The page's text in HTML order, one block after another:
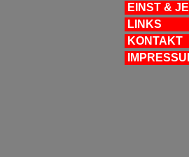
EINST &
LINKS
KONTAKT